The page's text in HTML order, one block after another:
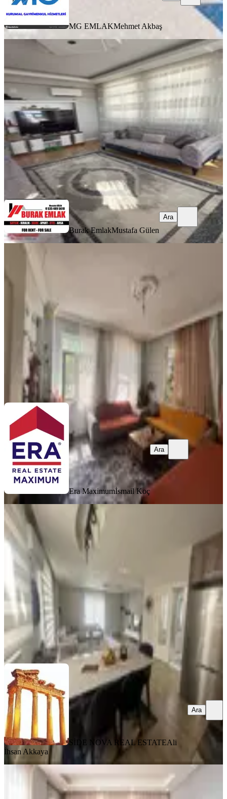
MG EMLAKMehmet Akbaş
BALKONLU
Burak Emlaktan Kavaklı Mevki
Satılık Daire
Manavgat, Kavaklı Mahallesi
3+1· 160 m² 3. Kat· 13.07.2026
5.700.000 ₺
Burak EmlakMustafa Gülen
Burak EmlakMustafa Gülen
Ara
MANZARALI
Manavgat, Kavaklı Mahallesi
Bodrum Kat
2.675.000 ₺
Era Maximum
Era Maximumİsmail Koç
Ara
BALKONLU
Kavaklı Da Dubleksten Bozma 2
Daire
Manavgat, Kavaklı Mahallesi
250 m² 3. Kat
8.200.000 ₺
SİDE NOVA REAL ESTATEAli İhsan Akkaya
Ara
SİDE NOVA REAL ESTATEAli
İhsan Akkaya
Ara
BALKONLU
Kavaklı Mahallesi'nde Satılık 2+1
Dubleks Daire